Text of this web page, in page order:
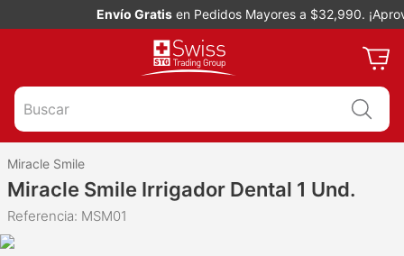
Envío Gratisen Pedidos Mayores a $32,990.
Buscar
Miracle Smile
Miracle Smile Irrigador Dental 1 Und.
Referencia: MSM01